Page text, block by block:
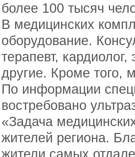
более 100 тысяч
В медицинских
оборудование.
терапевт,
другие. Кроме того,
По информации
востребовано
«Задача
жителей региона.
жители самых